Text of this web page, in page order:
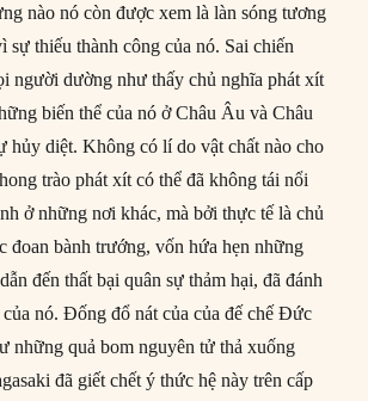
nào nó còn được xem là làn sóng tương
sự thiếu thành công của nó. Sai chiến
người dường như thấy chủ nghĩa phát xít
biến thể của nó ở Châu Âu và Châu
hủy diệt. Không có lí do vật chất nào cho
trào phát xít có thể đã không tái nổi
ở những nơi khác, mà bởi thực tế là chủ
đoan bành trướng, vốn hứa hẹn những
đến thất bại quân sự thảm hại, đã đánh
của nó. Đống đổ nát của của đế chế Đức
những quả bom nguyên tử thả xuống
đã giết chết ý thức hệ này trên cấp